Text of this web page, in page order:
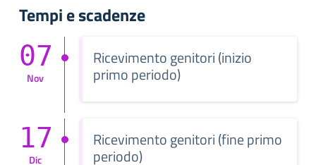
Tempi e scadenze
07
Nov
Ricevimento genitori (inizio
primo periodo)
17
Dic
Ricevimento genitori (fine primo
periodo)